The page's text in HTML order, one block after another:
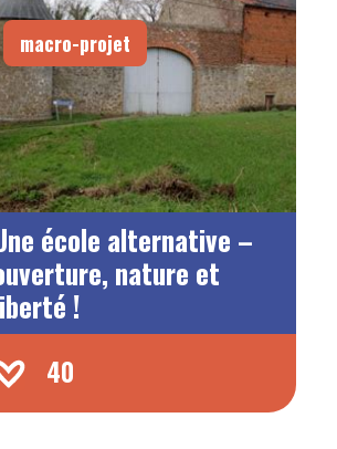
macro-projet
école alternative –
nature et
!
40